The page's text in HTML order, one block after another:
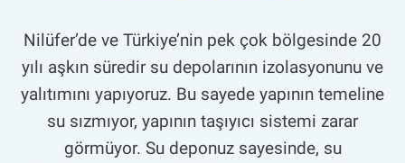
Nilüfer’de ve Türkiye’nin pek çok bölgesinde 20
yılı aşkın süredir su depolarının izolasyonunu ve
yalıtımını yapıyoruz. Bu sayede yapının temeline
su sızmıyor, yapının taşıyıcı sistemi zarar
görmüyor. Su deponuz sayesinde, su